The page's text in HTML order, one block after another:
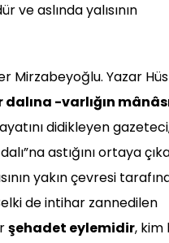
aslında yalısının
Mirzabeyoğlu. Yazar
dalına -varlığın
didikleyen
astığını ortaya
yakın çevresi
de intihar zannedilen
şehadet eylemidir, kim